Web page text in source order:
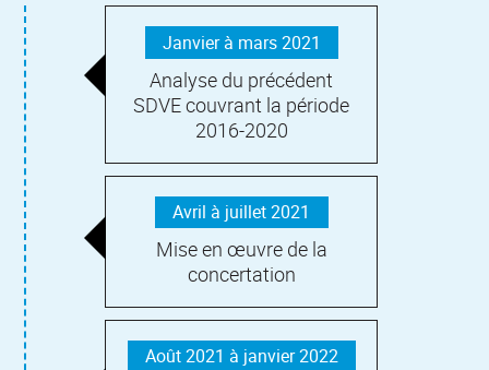
Janvier à mars 2021
Analyse du précédent
SDVE couvrant la période
2016-2020
Avril à juillet 2021
Mise en œuvre de la
concertation
Août 2021 à janvier 2022